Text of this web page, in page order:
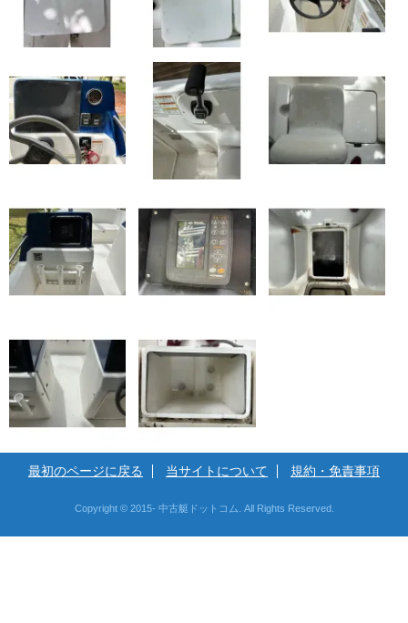
最初のページに戻る 当サイトについて 規約・免責事項
Copyright © 2015- 中古艇ドットコム. All Rights Reserved.